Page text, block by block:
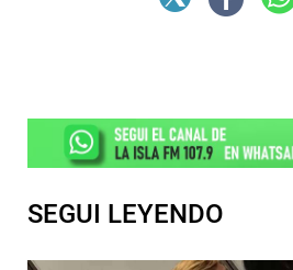
SEGUI LEYENDO